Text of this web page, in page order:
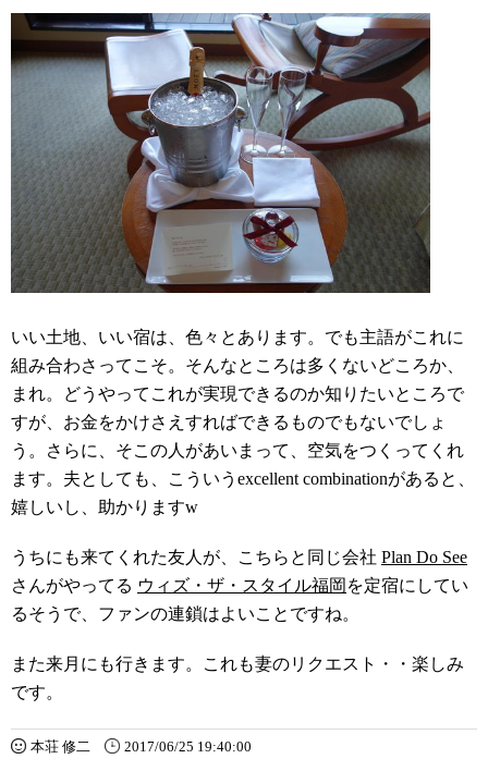
いい土地、いい宿は、色々とあります。でも主語がこれに
組み合わさってこそ。そんなところは多くないどころか、
まれ。どうやってこれが実現できるのか知りたいところで
すが、お金をかけさえすればできるものでもないでしょ
う。さらに、そこの人があいまって、空気をつくってくれ
ます。夫としても、こういうexcellent combinationがあると、
嬉しいし、助かりますw
うちにも来てくれた友人が、こちらと同じ会社 Plan Do See
さんがやってる ウィズ・ザ・スタイル福岡 を定宿にしてい
るそうで、ファンの連鎖はよいことですね。
また来月にも行きます。これも妻のリクエスト・・楽しみ
です。
本荘 修二 2017/06/25 19:40:00